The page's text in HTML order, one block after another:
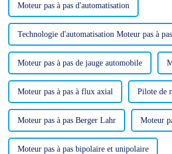
Moteur pas à pas d'automatisation
Technologie d'automatisation Moteur pas à pas
Moteur pas à pas de jauge automobile
Moteur pas à pas à flux axial Pilote de
Moteur pas à pas Berger Lahr Moteur
Moteur pas à pas bipolaire et unipolaire